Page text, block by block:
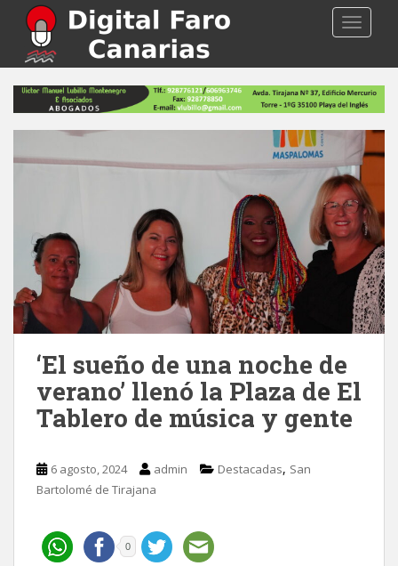
p
‘El sueño de una noche de
verano’ llenó la Plaza de El
Tablero de música y gente
6 agosto, 2024 admin Destacadas, San
Bartolomé de Tirajana
0